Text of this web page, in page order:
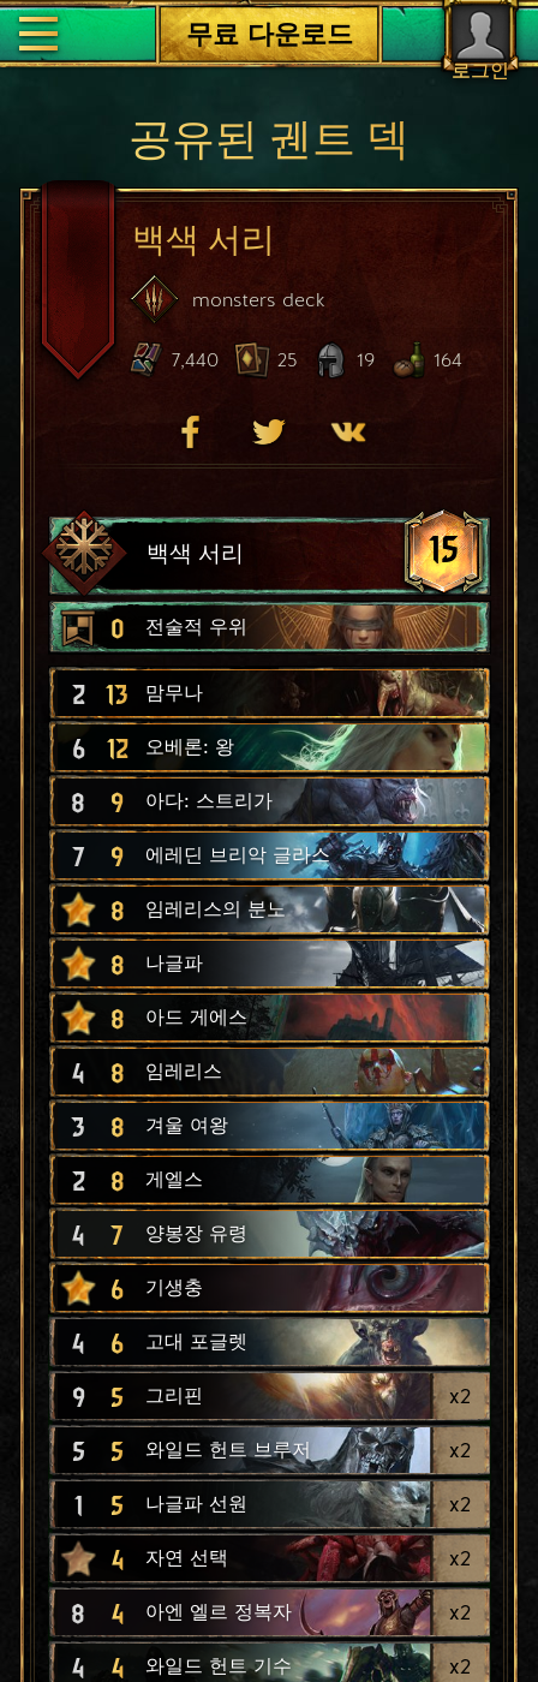
로그인
무료 다운로드
공유된 궨트 덱
백색 서리
monsters deck
7,440 25 19 164
백색 서리 15
0 전술적 우위
2 13 맘무나
6 12 오베론: 왕
8 9 아다: 스트리가
7 9 에레딘 브리악 글라스
8 임레리스의 분노
8 나글파
8 아드 게에스
4 8 임레리스
3 8 겨울 여왕
2 8 게엘스
4 7 양봉장 유령
6 기생충
4 6 고대 포글렛
9 5 그리핀 x2
5 5 와일드 헌트 브루저 x2
1 5 나글파 선원 x2
4 자연 선택 x2
8 4 아엔 엘르 정복자 x2
4 4 와일드 헌트 기수 x2